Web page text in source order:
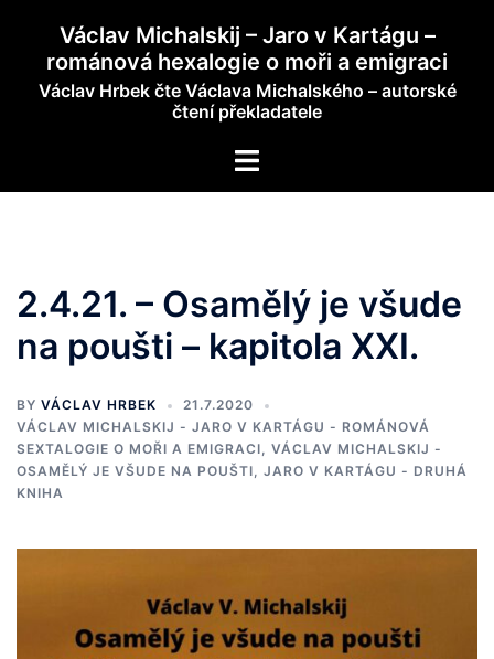
content
Václav Michalskij – Jaro v Kartágu –
románová hexalogie o moři a emigraci
Václav Hrbek čte Václava Michalského – autorské
čtení překladatele
Toggle
2.4.21. – Osamělý je všude
na poušti – kapitola XXI.
BY VÁCLAV HRBEK
21.7.2020
VÁCLAV MICHALSKIJ - JARO V KARTÁGU - ROMÁNOVÁ
SEXTALOGIE O MOŘI A EMIGRACI, VÁCLAV MICHALSKIJ -
OSAMĚLÝ JE VŠUDE NA POUŠTI, JARO V KARTÁGU - DRUHÁ
KNIHA